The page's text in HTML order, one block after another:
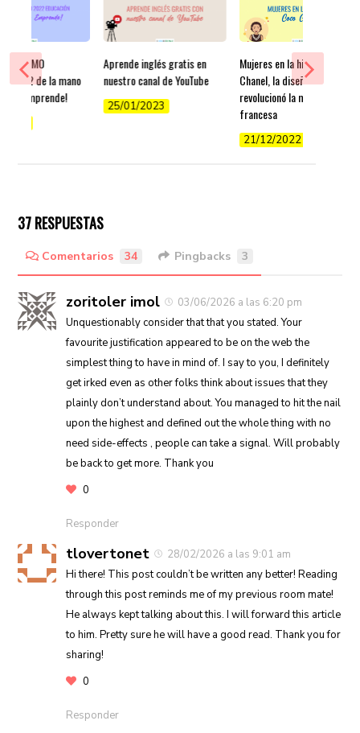
Aprende inglés gratis en
nuestro canal de YouTube
25/01/2023
Mujeres en la historia: Coco
Chanel, la diseñadora que
revolucionó la moda
francesa
21/12/2022
a SIMO
2022 de la mano
Emprende!
37 RESPUESTAS
Comentarios 34 Pingbacks 3
zoritoler imol
03/06/2026 a las 6:20 pm
Unquestionably consider that that you stated. Your
favourite justification appeared to be on the web the
simplest thing to have in mind of. I say to you, I definitely
get irked even as other folks think about issues that they
plainly don’t understand about. You managed to hit the nail
upon the highest and defined out the whole thing with no
need side-effects , people can take a signal. Will probably
be back to get more. Thank you
0
Responder
tlovertonet
28/02/2026 a las 9:01 am
Hi there! This post couldn’t be written any better! Reading
through this post reminds me of my previous room mate!
He always kept talking about this. I will forward this article
to him. Pretty sure he will have a good read. Thank you for
sharing!
0
Responder